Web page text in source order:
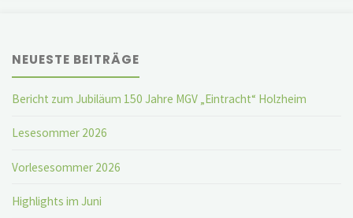
NEUESTE BEITRÄGE
Bericht zum Jubiläum 150 Jahre MGV „Eintracht“ Holzheim
Lesesommer 2026
Vorlesesommer 2026
Highlights im Juni